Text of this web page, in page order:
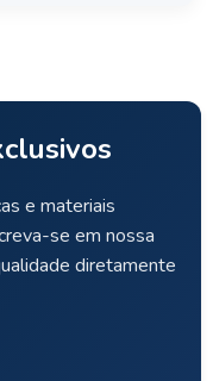
e materiais
se em nossa
diretamente